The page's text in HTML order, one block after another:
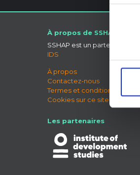
Consent
À propos de SSHAP
SSHAP est un partenariat
IDS
À propos
Contactez-nous
Termes et conditions
Cookies sur ce site Web
Les partenaires